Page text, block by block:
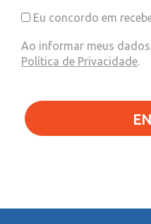
Eu concordo em
Ao informar meus
Política de Privacidade.